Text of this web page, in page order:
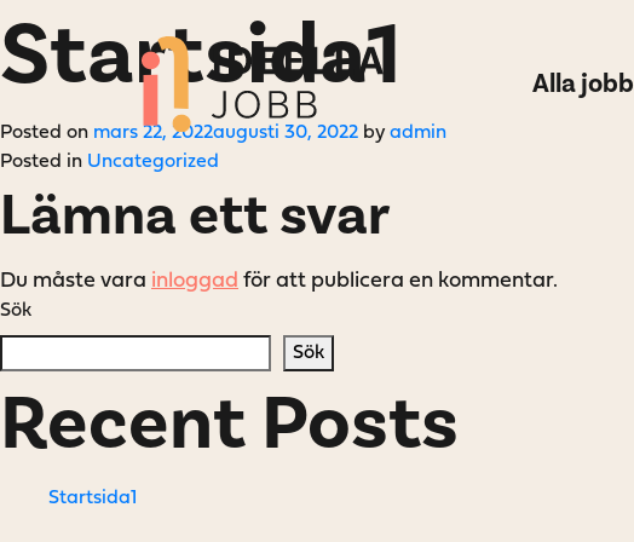
Alla jobb
Startsida1
Posted on mars 22, 2022augusti 30, 2022 by admin
Posted in Uncategorized
Lämna ett svar
Du måste vara inloggad för att publicera en kommentar.
Sök
Sök
Recent Posts
Startsida1